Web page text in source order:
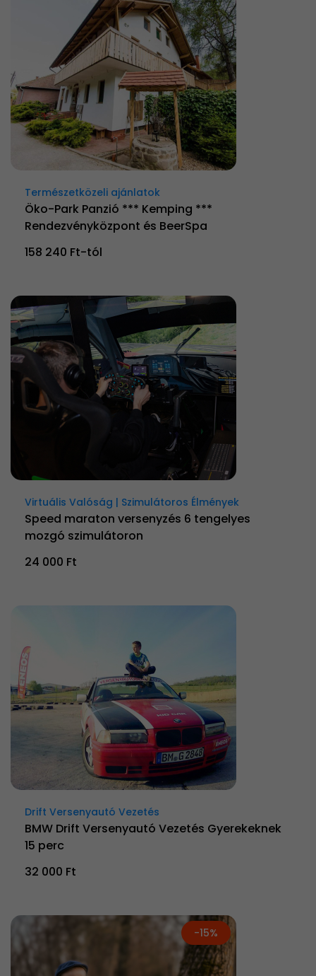
Természetközeli ajánlatok
Öko-Park Panzió *** Kemping ***
Rendezvényközpont és BeerSpa
158 240 Ft-tól
Virtuális Valóság | Szimulátoros Élmények
Speed maraton versenyzés 6 tengelyes
mozgó szimulátoron
24 000 Ft
Drift Versenyautó Vezetés
BMW Drift Versenyautó Vezetés Gyerekeknek
15 perc
32 000 Ft
-15%